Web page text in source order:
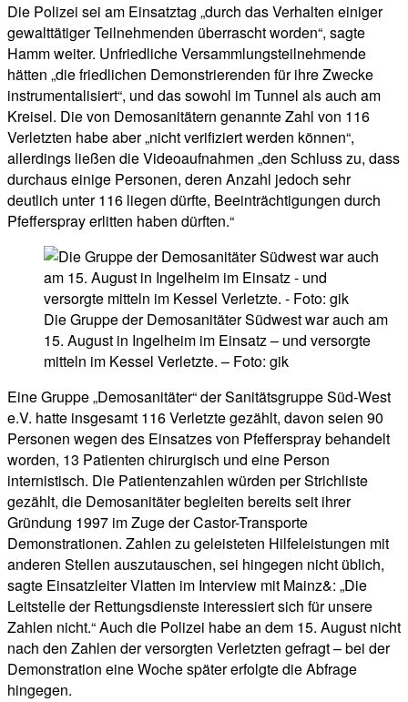
Die Polizei sei am Einsatztag „durch das Verhalten einiger
gewalttätiger Teilnehmenden überrascht worden“, sagte
Hamm weiter. Unfriedliche Versammlungsteilnehmende
hätten „die friedlichen Demonstrierenden für ihre Zwecke
instrumentalisiert“, und das sowohl im Tunnel als auch am
Kreisel. Die von Demosanitätern genannte Zahl von 116
Verletzten habe aber „nicht verifiziert werden können“,
allerdings ließen die Videoaufnahmen „den Schluss zu, dass
durchaus einige Personen, deren Anzahl jedoch sehr
deutlich unter 116 liegen dürfte, Beeinträchtigungen durch
Pfefferspray erlitten haben dürften.“
Die Gruppe der Demosanitäter Südwest war auch am
15. August in Ingelheim im Einsatz – und versorgte
mitteln im Kessel Verletzte. – Foto: gik
Eine Gruppe „Demosanitäter“ der Sanitätsgruppe Süd-West
e.V. hatte insgesamt 116 Verletzte gezählt, davon seien 90
Personen wegen des Einsatzes von Pfefferspray behandelt
worden, 13 Patienten chirurgisch und eine Person
internistisch. Die Patientenzahlen würden per Strichliste
gezählt, die Demosanitäter begleiten bereits seit ihrer
Gründung 1997 im Zuge der Castor-Transporte
Demonstrationen. Zahlen zu geleisteten Hilfeleistungen mit
anderen Stellen auszutauschen, sei hingegen nicht üblich,
sagte Einsatzleiter Vlatten im Interview mit Mainz&: „Die
Leitstelle der Rettungsdienste interessiert sich für unsere
Zahlen nicht.“ Auch die Polizei habe an dem 15. August nicht
nach den Zahlen der versorgten Verletzten gefragt – bei der
Demonstration eine Woche später erfolgte die Abfrage
hingegen.